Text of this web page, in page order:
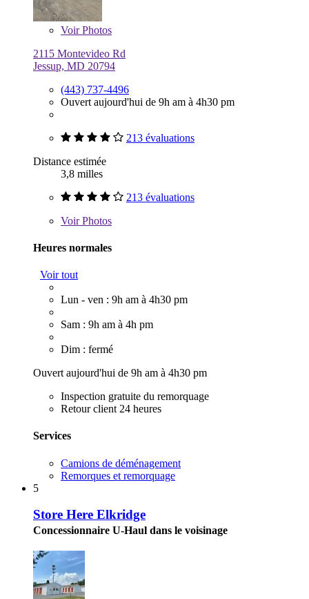
VoirPhotos
2115 Montevideo Rd
Jessup, MD 20794
(443) 737-4496
Ouvert aujourd'hui de 9h am à 4h30 pm
213 évaluations
Distance estimée
3,8 milles
213 évaluations
VoirPhotos
Heures normales
Voir tout
Lun - ven : 9h am à 4h30 pm
Sam : 9h am à 4h pm
Dim : fermé
Ouvert aujourd'hui de 9h am à 4h30 pm
Inspection gratuite du remorquage
Retour client 24 heures
Services
Camions de déménagement
Remorques et remorquage
5
Store Here Elkridge
Concessionnaire U-Haul dans le voisinage